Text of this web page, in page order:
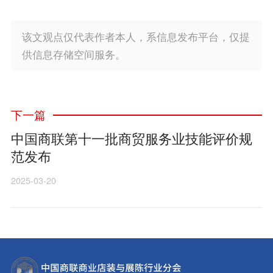
该文观点仅代表作者本人，系信息发布平台，仅提
供信息存储空间服务。
下一篇
中国商联第十一批商贸服务业技能评价规
范发布
2025-03-20